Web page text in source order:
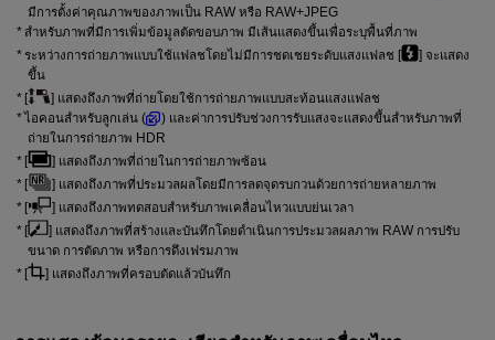
มีการตั้งค่าคุณภาพของภาพเป็น RAW หรือ RAW+JPEG
สำหรับภาพที่มีการเพิ่มข้อมูลตัดขอบภาพ มีเส้นแสดงขึ้นเพื่อระบุพื้นที่ภาพ
ระหว่างการถ่ายภาพแบบใช้แฟลชโดยไม่มีการชดเชยระดับแสงแฟลช [
] จะแสดง
ขึ้น
[
] แสดงถึงภาพที่ถ่ายโดยใช้การถ่ายภาพแบบสะท้อนแสงแฟลช
ไอคอนสำหรับลูกเล่น (
) และค่าการปรับช่วงการรับแสงจะแสดงขึ้นสำหรับภาพที่
ถ่ายในการถ่ายภาพ HDR
[
] แสดงถึงภาพที่ถ่ายในการถ่ายภาพซ้อน
[
] แสดงถึงภาพที่ประมวลผลโดยมีการลดจุดรบกวนด้วยการถ่ายหลายภาพ
[
] แสดงถึงภาพทดสอบสำหรับภาพเคลื่อนไหวแบบย่นเวลา
[
] แสดงถึงภาพที่สร้างและบันทึกโดยดำเนินการประมวลผลภาพ RAW การปรับ
ขนาด การตัดภาพ หรือการดึงเฟรมภาพ
[
] แสดงถึงภาพที่ครอบตัดแล้วบันทึก